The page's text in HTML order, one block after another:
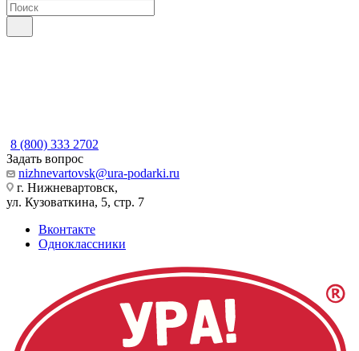
8 (800) 333 2702
Задать вопрос
nizhnevartovsk@ura-podarki.ru
г. Нижневартовск,
ул. Кузоваткина, 5, стр. 7
Вконтакте
Одноклассники